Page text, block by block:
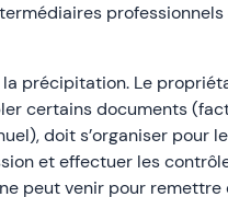
précipitation. Le
certains documents
doit s’organiser pour
et effectuer les
peut venir pour